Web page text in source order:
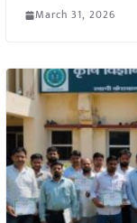
March 31, 2026